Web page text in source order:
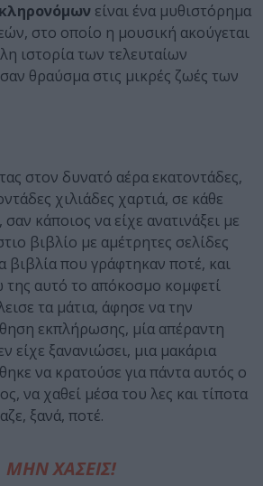
είναι ένα μυθιστόρημα
στο οποίο η μουσική ακούγεται
ιστορία των τελευταίων
θραύσμα στις μικρές ζωές των
στον δυνατό αέρα εκατοντάδες,
χιλιάδες χαρτιά, σε κάθε
κάποιος να είχε ανατινάξει με
βιβλίο με αμέτρητες σελίδες
βιβλία που γράφτηκαν ποτέ, και
αυτό το απόκοσμο κομφετί
τα μάτια, άφησε να την
εκπλήρωσης, μία απέραντη
είχε ξανανιώσει, μια μακάρια
να κρατούσε για πάντα αυτός ο
να χαθεί μέσα του λες και τίποτα
ξανά, ποτέ.
ΜΗΝ ΧΑΣΕΙΣ!